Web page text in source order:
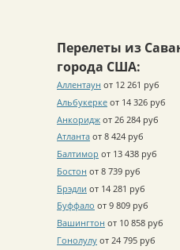
Перелеты из
города США:
Аллентаун от 12 261 руб
Альбукерке от 14 326 руб
Анкоридж от 26 284 руб
Атланта от 8 424 руб
Балтимор от 13 438 руб
Бостон от 8 739 руб
Брэдли от 14 281 руб
Буффало от 9 809 руб
Вашингтон от 10 858 руб
Гонолулу от 24 795 руб